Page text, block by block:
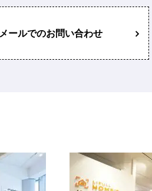
メールでのお問い合わせ